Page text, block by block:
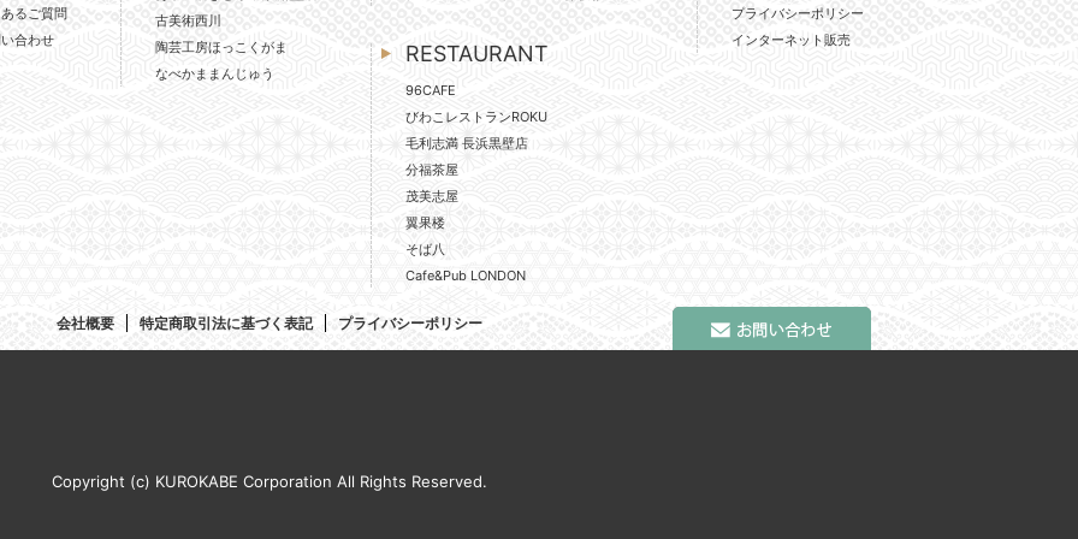
るご質問
合わせ
古美術西川
陶芸工房ほっこくがま
なべかままんじゅう
RESTAURANT
96CAFE
びわこレストランROKU
毛利志満 長浜黒壁店
分福茶屋
茂美志屋
翼果楼
そば八
Cafe&Pub LONDON
プライバシーポリシー
インターネット販売
会社概要 特定商取引法に基づく表記 プライバシーポリシー
Copyright (c) KUROKABE Corporation All Rights Reserved.